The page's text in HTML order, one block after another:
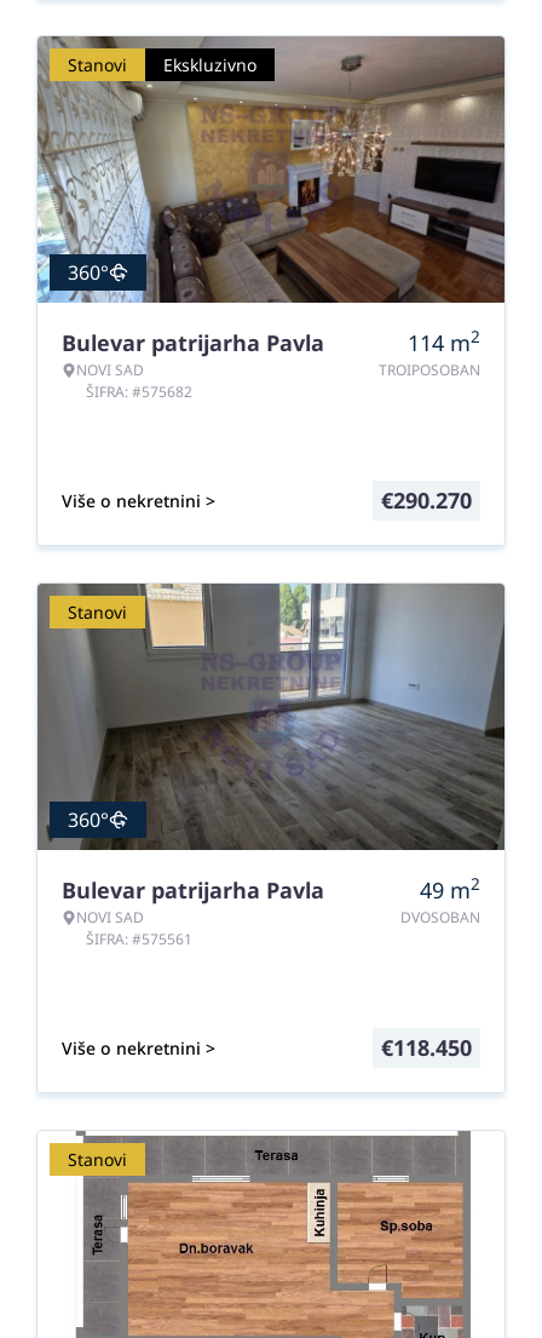
Stanovi Ekskluzivno
360°
Bulevar patrijarha Pavla
NOVI SAD
ŠIFRA: #575682
114 m2
TROIPOSOBAN
Više o nekretnini > €290.270
Stanovi
360°
Bulevar patrijarha Pavla
NOVI SAD
ŠIFRA: #575561
49 m2
DVOSOBAN
Više o nekretnini > €118.450
Stanovi